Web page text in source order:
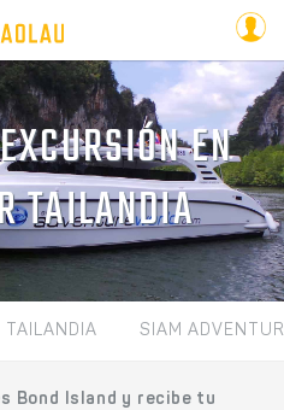
EN
TAILANDIA
TAILANDIA SIAM
Bond Island y recibe tu